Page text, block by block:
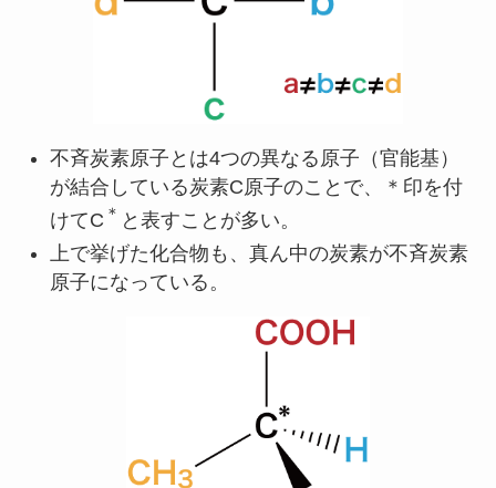
不斉炭素原子とは4つの異なる原子（官能基）
が結合している炭素C原子のことで、＊印を付
けてC ＊ と表すことが多い。
上で挙げた化合物も、真ん中の炭素が不斉炭素
原子になっている。